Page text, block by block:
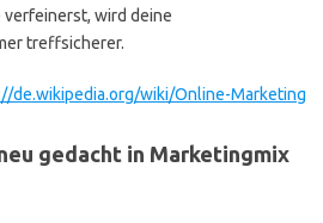
wird deine
treffsicherer.
de.wikipedia.org/wiki/Online-Marketing
gedacht in Marketingmix